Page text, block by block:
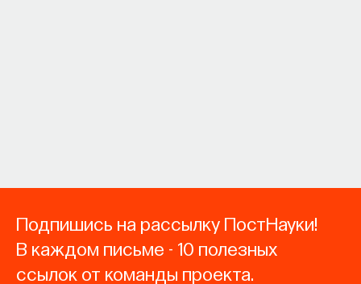
Подпишись на рассылку ПостНауки!
В каждом письме - 10 полезных
ссылок от команды проекта.